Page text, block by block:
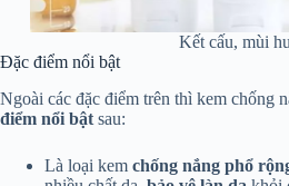
Kết cấu, mùi
Đặc điểm nổi bật
Ngoài các đặc điểm trên thì kem chống
điểm nổi bật sau:
Là loại kem chống nắng phổ